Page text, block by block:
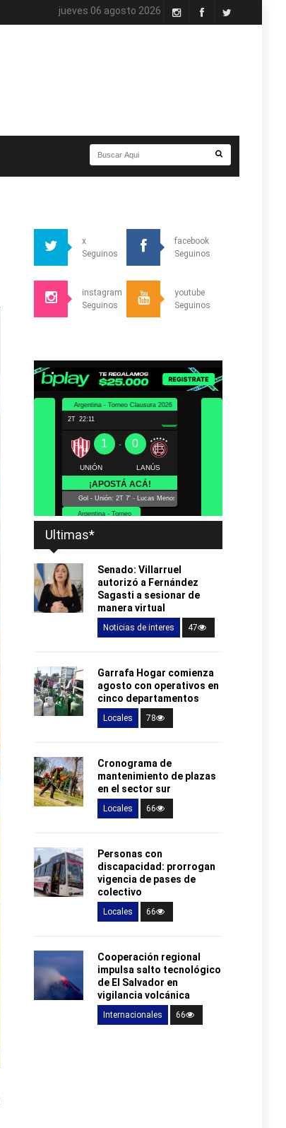
jueves 06 agosto 2026
x
Seguinos
facebook
Seguinos
instagram
Seguinos
youtube
Seguinos
Ultimas*
Senado: Villarruel
autorizó a Fernández
Sagasti a sesionar de
manera virtual
Noticias de interes 47
Garrafa Hogar comienza
agosto con operativos en
cinco departamentos
Locales 78
Cronograma de
mantenimiento de plazas
en el sector sur
Locales 66
Personas con
discapacidad: prorrogan
vigencia de pases de
colectivo
Locales 66
Cooperación regional
impulsa salto tecnológico
de El Salvador en
vigilancia volcánica
Internacionales 66